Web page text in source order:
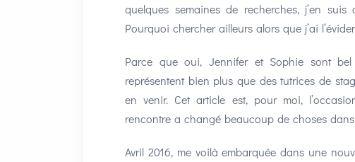
quelques semaines de recherches, j’en
Pourquoi chercher ailleurs alors que j’ai
Parce que oui, Jennifer et Sophie sont
représentent bien plus que des tutrices de
en venir. Cet article est, pour moi,
rencontre a changé beaucoup de choses
Avril 2016, me voilà embarquée dans une